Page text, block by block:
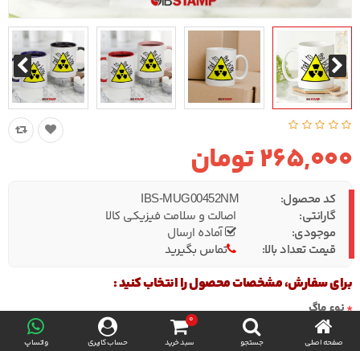
صفحه اصلی جستجو
0
سبد خرید
حساب کاربری واتساپ
265,000 تومان
کد محصول: IBS-MUG00452NM
گارانتی:
اصالت و سلامت فیزیکی کالا
موجودی:
آماده ارسال
قیمت تعداد بالا:
تماس بگیرید
برای سفارش، مشخصات محصول را انتخاب کنید :
نوع ماگ